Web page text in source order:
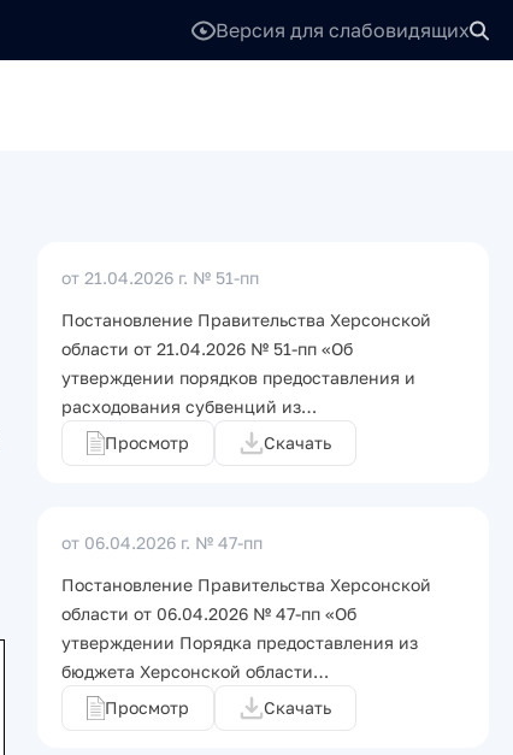
Версия для слабовидящих
от 21.04.2026 г. № 51-пп
Постановление Правительства Херсонской
области от 21.04.2026 № 51-пп «Об
утверждении порядков предоставления и
расходования субвенций из…
Просмотр
Скачать
от 06.04.2026 г. № 47-пп
Постановление Правительства Херсонской
области от 06.04.2026 № 47-пп «Об
утверждении Порядка предоставления из
бюджета Херсонской области…
Просмотр
Скачать